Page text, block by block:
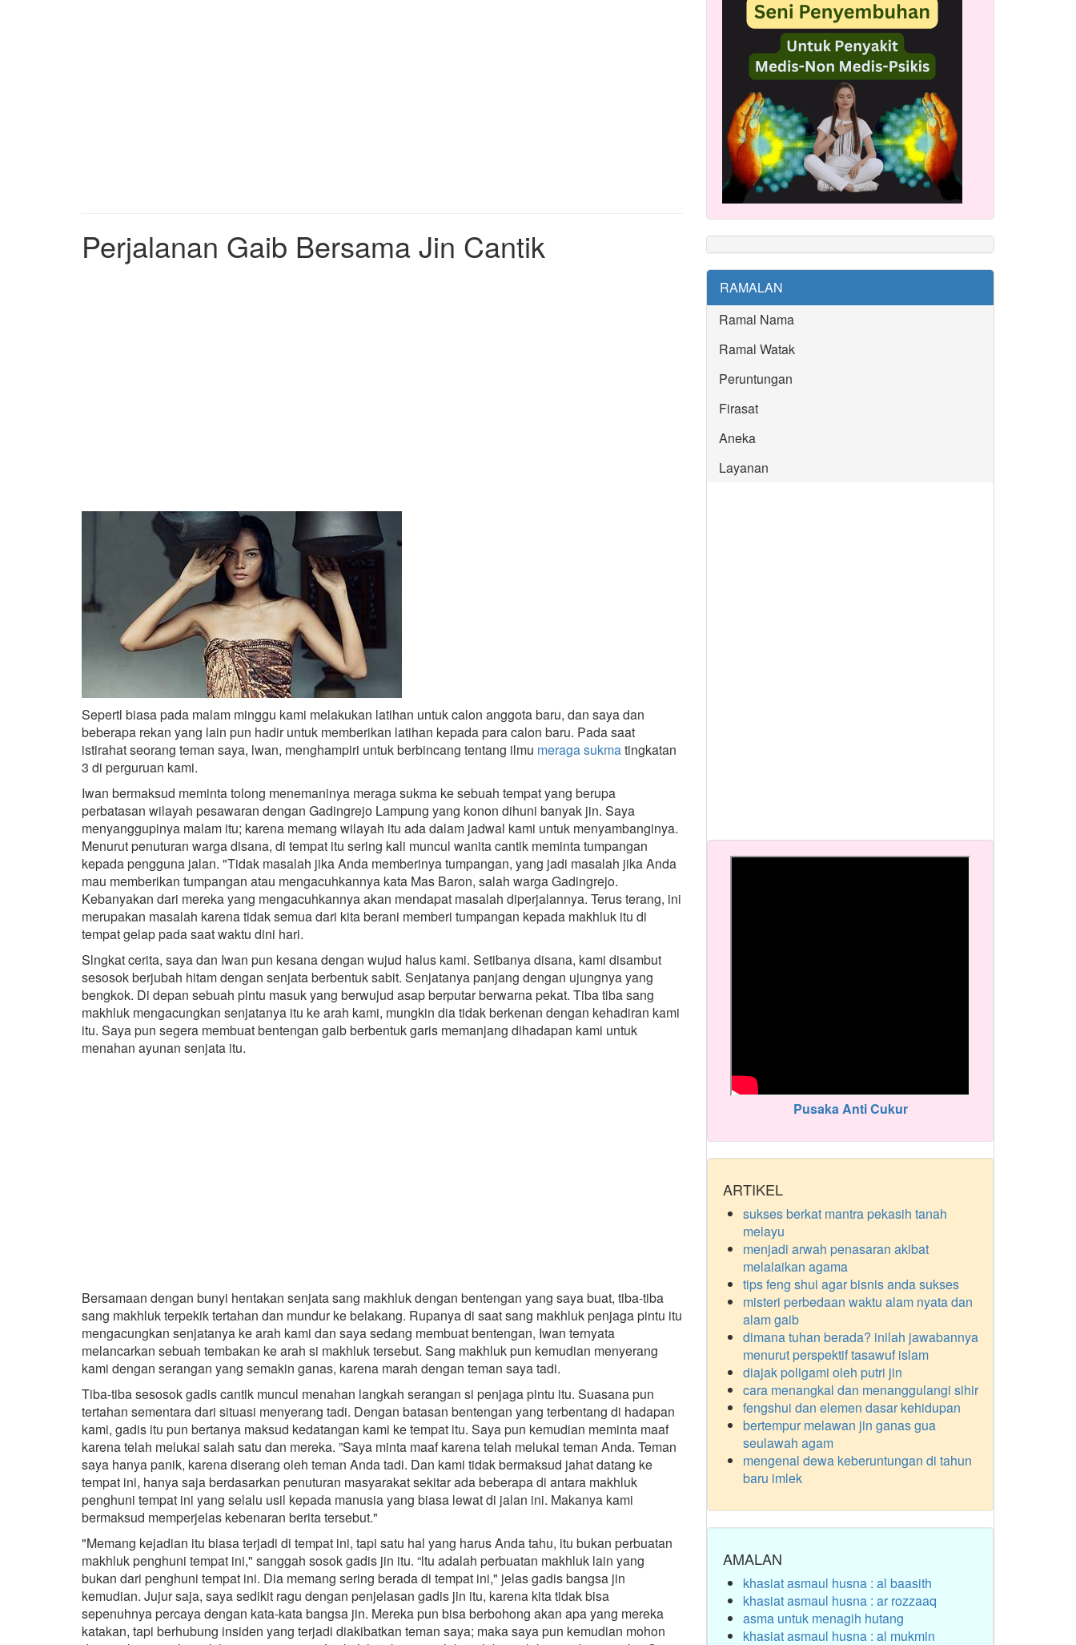
Perjalanan Gaib Bersama Jin Cantik
Sepertl biasa pada malam minggu kami melakukan latihan untuk calon anggota baru, dan saya dan
beberapa rekan yang lain pun hadir untuk memberikan latihan kepada para calon baru. Pada saat
istirahat seorang teman saya, lwan, menghampiri untuk berbincang tentang ilmu meraga sukmatingkatan
3 di perguruan kami.
Iwan bermaksud meminta tolong menemaninya meraga sukma ke sebuah tempat yang berupa
perbatasan wilayah pesawaran dengan Gadingrejo Lampung yang konon dihuni banyak jin. Saya
menyanggupinya malam itu; karena memang wilayah itu ada dalam jadwal kami untuk menyambanginya.
Menurut penuturan warga disana, di tempat itu sering kali muncul wanita cantik meminta tumpangan
kepada pengguna jalan. "Tidak masalah jika Anda memberinya tumpangan, yang jadi masalah jika Anda
mau memberikan tumpangan atau mengacuhkannya kata Mas Baron, salah warga Gadingrejo.
Kebanyakan dari mereka yang mengacuhkannya akan mendapat masalah diperjalannya. Terus terang, ini
merupakan masalah karena tidak semua dari kita berani memberi tumpangan kepada makhluk itu di
tempat gelap pada saat waktu dini hari.
Slngkat cerita, saya dan Iwan pun kesana dengan wujud halus kami. Setibanya disana, kami disambut
sesosok berjubah hitam dengan senjata berbentuk sabit. Senjatanya panjang dengan ujungnya yang
bengkok. Di depan sebuah pintu masuk yang berwujud asap berputar berwarna pekat. Tiba tiba sang
makhluk mengacungkan senjatanya itu ke arah kami, mungkin dia tidak berkenan dengan kehadiran kami
itu. Saya pun segera membuat bentengan gaib berbentuk garis memanjang dihadapan kami untuk
menahan ayunan senjata itu.
Bersamaan dengan bunyi hentakan senjata sang makhluk dengan bentengan yang saya buat, tiba-tiba
sang makhluk terpekik tertahan dan mundur ke belakang. Rupanya di saat sang makhluk penjaga pintu itu
mengacungkan senjatanya ke arah kami dan saya sedang membuat bentengan, Iwan ternyata
melancarkan sebuah tembakan ke arah si makhluk tersebut. Sang makhluk pun kemudian menyerang
kami dengan serangan yang semakin ganas, karena marah dengan teman saya tadi.
Tiba-tiba sesosok gadis cantik muncul menahan langkah serangan si penjaga pintu itu. Suasana pun
tertahan sementara dari situasi menyerang tadi. Dengan batasan bentengan yang terbentang di hadapan
kami, gadis itu pun bertanya maksud kedatangan kami ke tempat itu. Saya pun kemudian meminta maaf
karena telah melukai salah satu dan mereka. ”Saya minta maaf karena telah melukai teman Anda. Teman
saya hanya panik, karena diserang oleh teman Anda tadi. Dan kami tidak bermaksud jahat datang ke
tempat ini, hanya saja berdasarkan penuturan masyarakat sekitar ada beberapa di antara makhluk
penghuni tempat ini yang selalu usil kepada manusia yang biasa lewat di jalan ini. Makanya kami
bermaksud memperjelas kebenaran berita tersebut."
"Memang kejadian itu biasa terjadi di tempat ini, tapi satu hal yang harus Anda tahu, itu bukan perbuatan
makhluk penghuni tempat ini," sanggah sosok gadis jin itu. “ltu adalah perbuatan makhluk lain yang
bukan dari penghuni tempat ini. Dia memang sering berada di tempat ini," jelas gadis bangsa jin
kemudian. Jujur saja, saya sedikit ragu dengan penjelasan gadis jin itu, karena kita tidak bisa
sepenuhnya percaya dengan kata-kata bangsa jin. Mereka pun bisa berbohong akan apa yang mereka
katakan, tapi berhubung insiden yang terjadi diakibatkan teman saya; maka saya pun kemudian mohon
RAMALAN
Ramal Nama
Ramal Watak
Peruntungan
Firasat
Aneka
Layanan
Pusaka Anti Cukur
ARTIKEL
sukses berkat mantra pekasih tanah
melayu
menjadi arwah penasaran akibat
melalaikan agama
tips feng shui agar bisnis anda sukses
misteri perbedaan waktu alam nyata dan
alam gaib
dimana tuhan berada? inilah jawabannya
menurut perspektif tasawuf islam
diajak poligami oleh putri jin
cara menangkal dan menanggulangi sihir
fengshui dan elemen dasar kehidupan
bertempur melawan jin ganas gua
seulawah agam
mengenal dewa keberuntungan di tahun
baru imlek
AMALAN
khasiat asmaul husna : al baasith
khasiat asmaul husna : ar rozzaaq
asma untuk menagih hutang
khasiat asmaul husna : al mukmin